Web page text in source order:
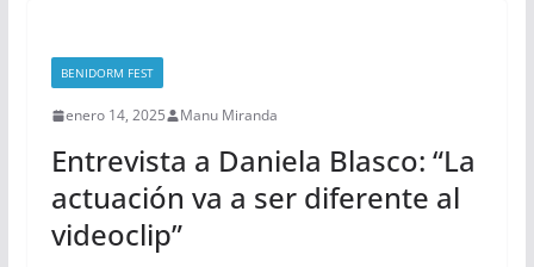
BENIDORM FEST
enero 14, 2025 Manu Miranda
Entrevista a Daniela Blasco: “La
actuación va a ser diferente al
videoclip”